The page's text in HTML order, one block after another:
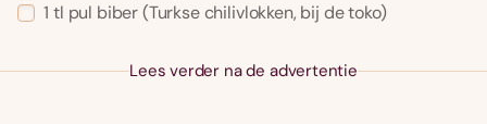
1 tl pul biber(Turkse chilivlokken, bij de toko)
Lees verder na de advertentie